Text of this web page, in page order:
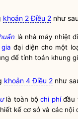
khoản 2 Điều 2 như
là nhà máy nhiệt
đại diện cho một
để tính toán khung
khoản 4 Điều 2 như
là toàn bộchi phíđầu
kế cơ sở và các nội